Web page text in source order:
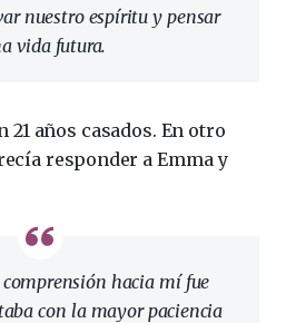
nuestro espíritu y pensar
vida futura.
21 años casados. En otro
responder a Emma y
hacia mí fue
con la mayor paciencia